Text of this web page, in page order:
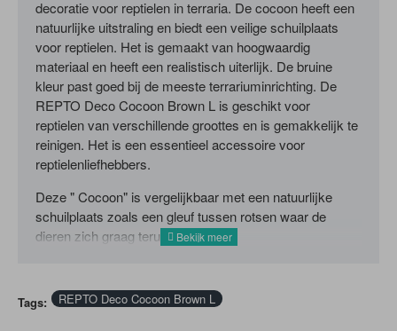
decoratie voor reptielen in terraria. De cocoon heeft een
natuurlijke uitstraling en biedt een veilige schuilplaats
voor reptielen. Het is gemaakt van hoogwaardig
materiaal en heeft een realistisch uiterlijk. De bruine
kleur past goed bij de meeste terrariuminrichting. De
REPTO Deco Cocoon Brown L is geschikt voor
reptielen van verschillende groottes en is gemakkelijk te
reinigen. Het is een essentieel accessoire voor
reptielenliefhebbers.
Deze " Cocoon" is vergelijkbaar met een natuurlijke
schuilplaats zoals een gleuf tussen rotsen waar de
dieren zich graag terugtrekken.
Tags: REPTO Deco Cocoon Brown L